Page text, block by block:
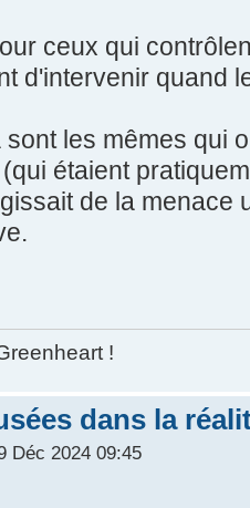
ceux qui
d'intervenir quand
sont les mêmes qui
étaient
de la menace
!
dans la
Déc 2024 09:45